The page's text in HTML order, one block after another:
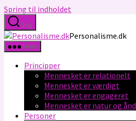
Spring til indholdet
Søg
Personalisme.dk
Menu
Principper
Mennesket er relationelt
Mennesket er værdigt
Mennesket er engageret
Mennesket er natur og ånd
Personer